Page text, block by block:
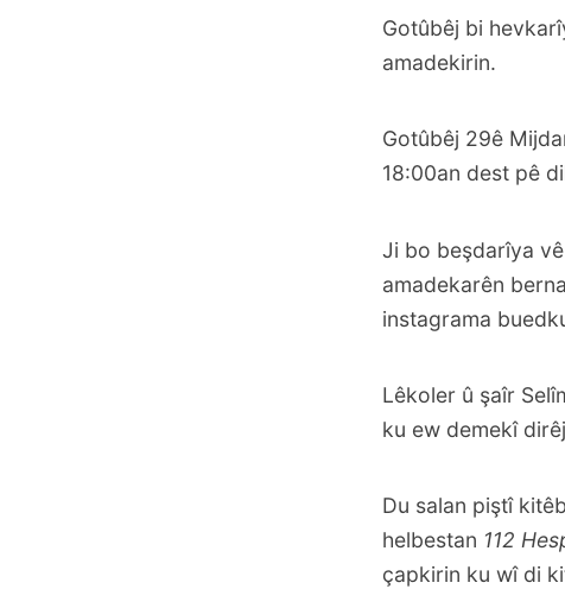
Gotûbêj bi
amadekirin.
Gotûbêj 29ê
18:00an dest pê
Ji bo beşdarîya
amadekarên
instagrama
Lêkoler û şaîr
ku ew demekî
Du salan piştî
helbestan 112
çapkirin ku wî di